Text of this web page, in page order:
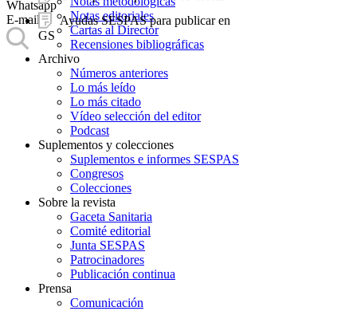
Ayudas SESPAS para publicar en
GS
Whatsapp
E-mail
Notas editoriales
Cartas al Director
Recensiones bibliográficas
Archivo
Números anteriores
Lo más leído
Lo más citado
Vídeo selección del editor
Podcast
Suplementos y colecciones
Suplementos e informes SESPAS
Congresos
Colecciones
Sobre la revista
Gaceta Sanitaria
Comité editorial
Junta SESPAS
Patrocinadores
Publicación continua
Prensa
Comunicación